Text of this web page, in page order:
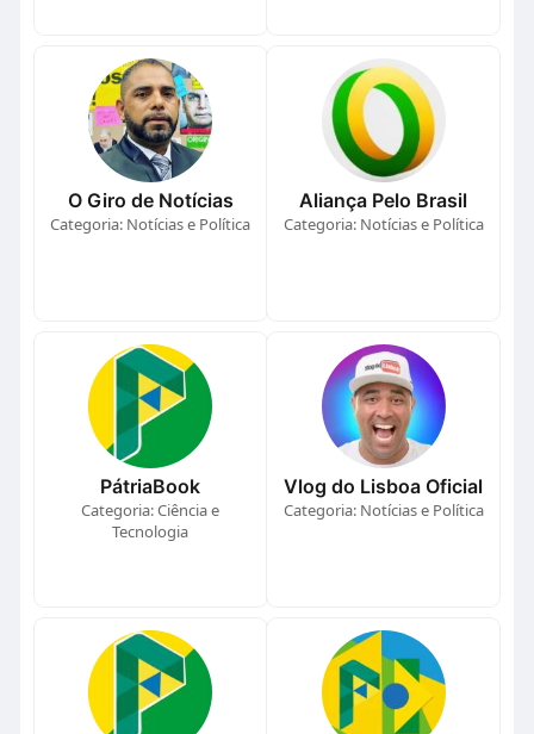
O Giro de Notícias
Categoria: Notícias e Política
Aliança Pelo Brasil
Categoria: Notícias e Política
PátriaBook
Categoria: Ciência e
Tecnologia
Vlog do Lisboa Oficial
Categoria: Notícias e Política